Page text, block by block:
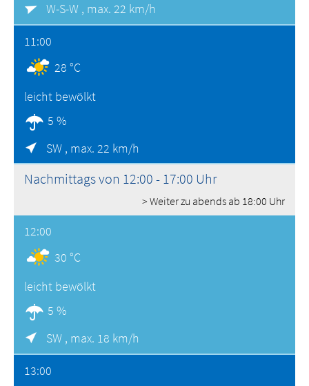
W-S-W , max. 22 km/h
11:00
28 °C
leicht bewölkt
5 %
SW , max. 22 km/h
Nachmittags von 12:00 - 17:00 Uhr
> Weiter zu abends ab 18:00 Uhr
12:00
30 °C
leicht bewölkt
5 %
SW , max. 18 km/h
13:00